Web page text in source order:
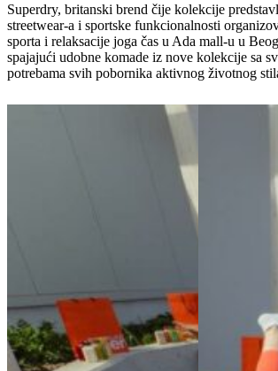
Superdry, britanski brend čije kolekcije
streetwear-a i sportske funkcionalnosti
sporta i relaksacije joga čas u Ada mall-u u
spajajući udobne komade iz nove kolekcije sa
potrebama svih pobornika aktivnog životnog